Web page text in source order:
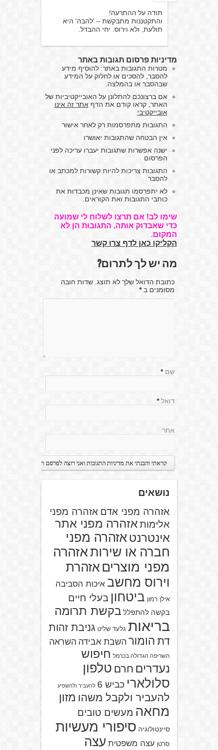
תודה על ההתרעה!
והתקטננות מתבקשת – 'להבה' היא
תולעת, ולא וירוס. יחי ההבדל.
מדיניות פרסום תגובות באתר
מטרות התגובות באתר: להוסיף מידע
להסבר, להסכים או לחלוק על המידע
שבהסבר או בהמלצה.
אם ברצונכם להתלונן על האובייקטיביות של
האתר, קראו קודם את הדףאתר זה אינו
אובייקטיבי
התגובות מתפרסמות רק לאחר אישור
אין הבטחה שהתגובות יאושרו
ישנה אפשרות שתגובות יעברו עריכה לפני
הפרסום
התגובות צריכות להיות קשורות למכתב או
להסבר
לא יתפרסמו תגובות שאינן מכבדות את
כותבי התגובות ואת הקוראים.
שימו לב! אם תרצו לשלוח לי שמועה
כדי שאבדוק אותה, התגובות הן לא
המקום.
הקליקו כאן לדף צרו קשר
מה יש לך לתרום?
כתובת הדואל שלך לא תוצג. שדות חובה
מסומנים ב*
שם *
דואל *
אתר
נושאים
אזהרה מפני אדם אזהרה מפני
אלימות אזהרה מפני אתר
אינטרנט אזהרה מפני
חברה או שירותאזהרה
מפני מוצרים אזהרת
וירוס מחשב איכות הסביבה
אילן רמון ביטחון בעלי חיים
בקשה להתפלל בקשת תרומה
בריאות גלעד שליט גניבת זהות
דת הומור השבת אבידה השראה
השריפה הגדולה בכרמל חיפוש
נעדרים חרם טלפון
סלולארי כביש 6 להעביר ולהשפיע
להעביר ולקבל משהו מזון
מחאה מעשים טובים
סיינטולוגיה סיפורי מעשיות
סרטן עצה משפטית עצה